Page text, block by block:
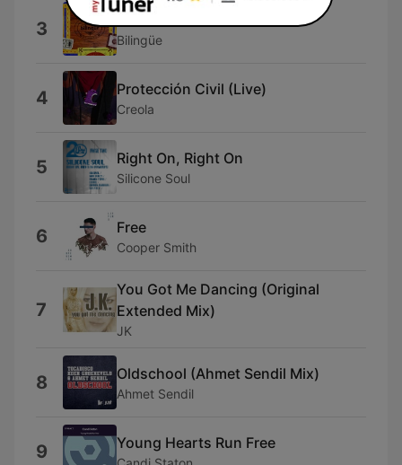
3 Bilingüe
4 Protección Civil (Live)
Creola
5 Right On, Right On
Silicone Soul
6 Free
Cooper Smith
7
You Got Me Dancing (Original
Extended Mix)
JK
8 Oldschool (Ahmet Sendil Mix)
Ahmet Sendil
9 Young Hearts Run Free